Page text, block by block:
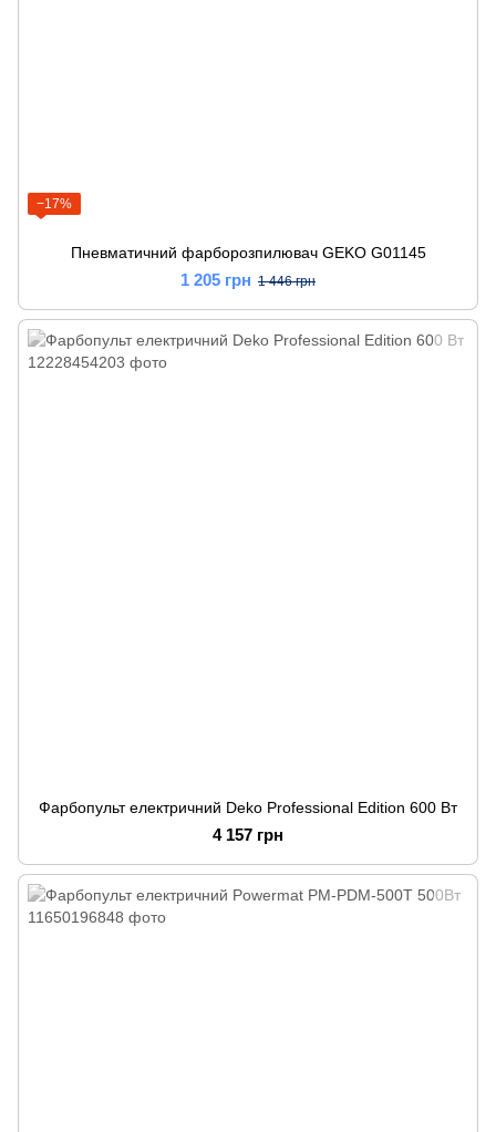
−17%
Пневматичний фарборозпилювач GEKO G01145
1 205 грн 1 446 грн
Фарбопульт електричний Deko Professional Edition 600 Вт
4 157 грн